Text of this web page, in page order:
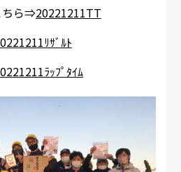
ちら⇒20221211TT
ﾘｻﾞﾙﾄ
ﾗｯﾌﾟﾀｲﾑ